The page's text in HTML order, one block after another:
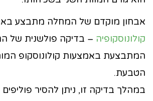
אבחון מוקדם של המחלה מתבצע
קולונוסקופיה – בדיקה פולשנית של
המתבצעת באמצעות קולונוסקופ
הטבעת.
במהלך בדיקה זו, ניתן להסיר פוליפים